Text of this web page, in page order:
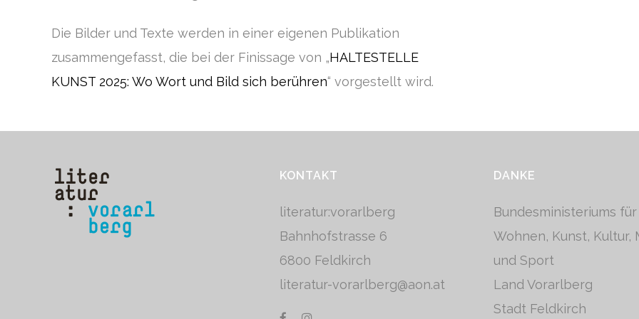
Die Bilder und Texte werden in einer eigenen Publikation
zusammengefasst, die bei der Finissage von „HALTESTELLE
KUNST 2025: Wo Wort und Bild sich berühren“ vorgestellt wird.
KONTAKT
literatur:vorarlberg
Bahnhofstrasse 6
6800 Feldkirch
literatur-vorarlberg@aon.at
DANKE
Bundesministeriums für
Wohnen, Kunst, Kultur,
und Sport
Land Vorarlberg
Stadt Feldkirch